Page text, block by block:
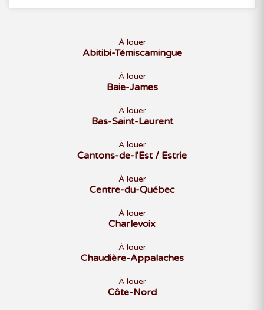
À louer
Abitibi-Témiscamingue
À louer
Baie-James
À louer
Bas-Saint-Laurent
À louer
Cantons-de-l'Est / Estrie
À louer
Centre-du-Québec
À louer
Charlevoix
À louer
Chaudière-Appalaches
À louer
Côte-Nord